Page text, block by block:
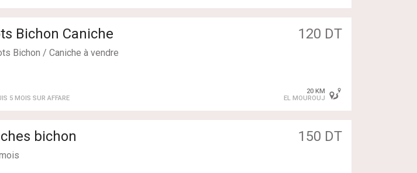
Bichon Caniche 120 DT
Bichon / Caniche à vendre
plus d’infos.
5 MOIS SUR AFFARE
20 KM
EL MOUROUJ
bichon 150 DT